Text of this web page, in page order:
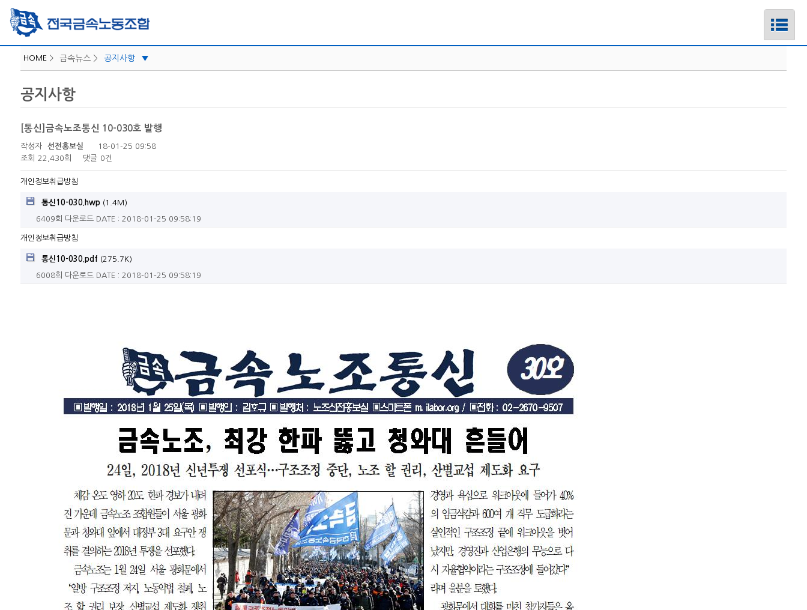
HOME > 금속뉴스 > 공지사항 ▼
공지사항
[통신]금속노조통신 10-030호 발행
작성자 선전홍보실
18-01-25 09:58
조회
22,430회 댓글 0건
개인정보취급방침
통신10-030.hwp (1.4M)
6409회 다운로드 DATE : 2018-01-25 09:58:19
개인정보취급방침
통신10-030.pdf (275.7K)
6008회 다운로드 DATE : 2018-01-25 09:58:19